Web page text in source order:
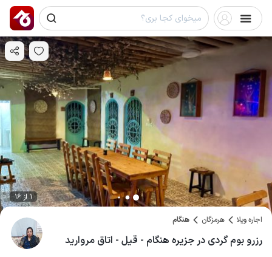
1 از 16
اجاره ویلا هرمزگان هنگام
رزرو بوم گردی در جزیره هنگام - قیل - اتاق مروارید